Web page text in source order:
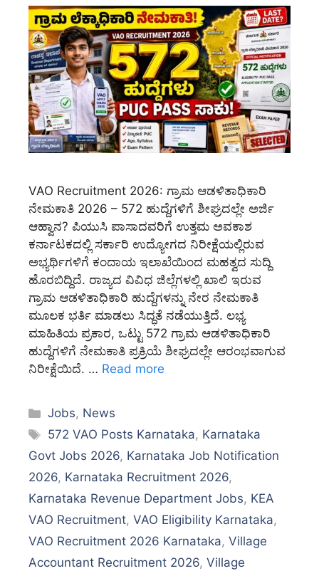
VAO Recruitment 2026: ಗ್ರಾಮ ಆಡಳಿತಾಧಿಕಾರಿ
ನೇಮಕಾತಿ 2026 – 572 ಹುದ್ದೆಗಳಿಗೆ ಶೀಘ್ರದಲ್ಲೇ ಅರ್ಜಿ
ಆಹ್ವಾನ? ಪಿಯುಸಿ ಪಾಸಾದವರಿಗೆ ಉತ್ತಮ ಅವಕಾಶ
ಕರ್ನಾಟಕದಲ್ಲಿ ಸರ್ಕಾರಿ ಉದ್ಯೋಗದ ನಿರೀಕ್ಷೆಯಲ್ಲಿರುವ
ಅಭ್ಯರ್ಥಿಗಳಿಗೆ ಕಂದಾಯ ಇಲಾಖೆಯಿಂದ ಮಹತ್ವದ ಸುದ್ದಿ
ಹೊರಬಿದ್ದಿದೆ. ರಾಜ್ಯದ ವಿವಿಧ ಜಿಲ್ಲೆಗಳಲ್ಲಿ ಖಾಲಿ ಇರುವ
ಗ್ರಾಮ ಆಡಳಿತಾಧಿಕಾರಿ ಹುದ್ದೆಗಳನ್ನು ನೇರ ನೇಮಕಾತಿ
ಮೂಲಕ ಭರ್ತಿ ಮಾಡಲು ಸಿದ್ಧತೆ ನಡೆಯುತ್ತಿದೆ. ಲಭ್ಯ
ಮಾಹಿತಿಯ ಪ್ರಕಾರ, ಒಟ್ಟು 572 ಗ್ರಾಮ ಆಡಳಿತಾಧಿಕಾರಿ
ಹುದ್ದೆಗಳಿಗೆ ನೇಮಕಾತಿ ಪ್ರಕ್ರಿಯೆ ಶೀಘ್ರದಲ್ಲೇ ಆರಂಭವಾಗುವ
ನಿರೀಕ್ಷೆಯಿದೆ. … Read more
Categories
Jobs, News
Tags
572 VAO Posts Karnataka, Karnataka
Govt Jobs 2026, Karnataka Job Notification
2026, Karnataka Recruitment 2026,
Karnataka Revenue Department Jobs, KEA
VAO Recruitment, VAO Eligibility Karnataka,
VAO Recruitment 2026 Karnataka, Village
Accountant Recruitment 2026, Village